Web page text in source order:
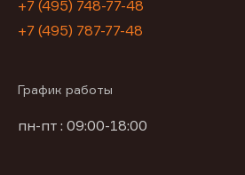
+7 (495) 748-77-48
+7 (495) 787-77-48
График работы
пн-пт : 09:00-18:00